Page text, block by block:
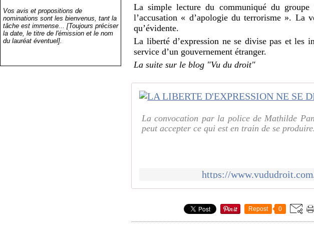
Vos avis et propositions de
nominations sont les bienvenus, tant la
tâche est immense... [Toujours préciser
la date, le titre de l'émission et le nom
du lauréat éventuel].
La simple lecture du communiqué du
l’accusation « d’apologie du terrorisme ». La
qu’évidente.
La liberté d’expression ne se divise pas et les
service d’un gouvernement étranger.
La suite sur le blog "Vu du droit"
La convocation par la police de Mathilde
peut accepter ce qui est en train de se
https://
Repost 0